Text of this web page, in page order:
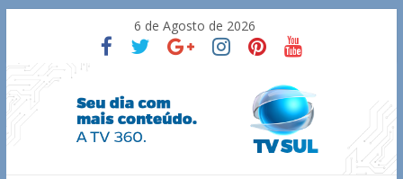
content
6 de Agosto de 2026